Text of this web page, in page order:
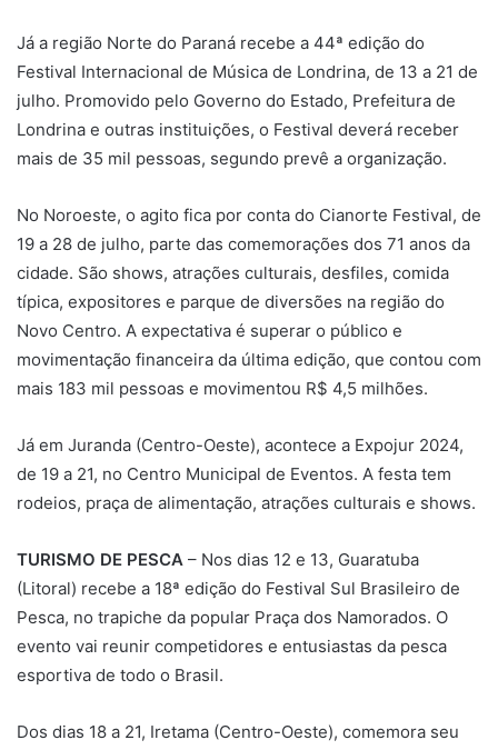
Já a região Norte do Paraná recebe a 44ª edição do
Festival Internacional de Música de Londrina, de 13 a 21 de
julho. Promovido pelo Governo do Estado, Prefeitura de
Londrina e outras instituições, o Festival deverá receber
mais de 35 mil pessoas, segundo prevê a organização.
No Noroeste, o agito fica por conta do Cianorte Festival, de
19 a 28 de julho, parte das comemorações dos 71 anos da
cidade. São shows, atrações culturais, desfiles, comida
típica, expositores e parque de diversões na região do
Novo Centro. A expectativa é superar o público e
movimentação financeira da última edição, que contou com
mais 183 mil pessoas e movimentou R$ 4,5 milhões.
Já em Juranda (Centro-Oeste), acontece a Expojur 2024,
de 19 a 21, no Centro Municipal de Eventos. A festa tem
rodeios, praça de alimentação, atrações culturais e shows.
TURISMO DE PESCA – Nos dias 12 e 13, Guaratuba
(Litoral) recebe a 18ª edição do Festival Sul Brasileiro de
Pesca, no trapiche da popular Praça dos Namorados. O
evento vai reunir competidores e entusiastas da pesca
esportiva de todo o Brasil.
Dos dias 18 a 21, Iretama (Centro-Oeste), comemora seu